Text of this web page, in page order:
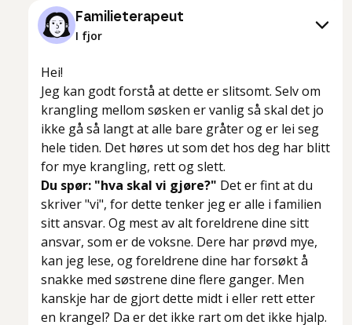
Familieterapeut
I fjor
Hei!
Jeg kan godt forstå at dette er slitsomt. Selv om
krangling mellom søsken er vanlig så skal det jo
ikke gå så langt at alle bare gråter og er lei seg
hele tiden. Det høres ut som det hos deg har blitt
for mye krangling, rett og slett.
Du spør: "hva skal vi gjøre?" Det er fint at du
skriver "vi", for dette tenker jeg er alle i familien
sitt ansvar. Og mest av alt foreldrene dine sitt
ansvar, som er de voksne. Dere har prøvd mye,
kan jeg lese, og foreldrene dine har forsøkt å
snakke med søstrene dine flere ganger. Men
kanskje har de gjort dette midt i eller rett etter
en krangel? Da er det ikke rart om det ikke hjalp.